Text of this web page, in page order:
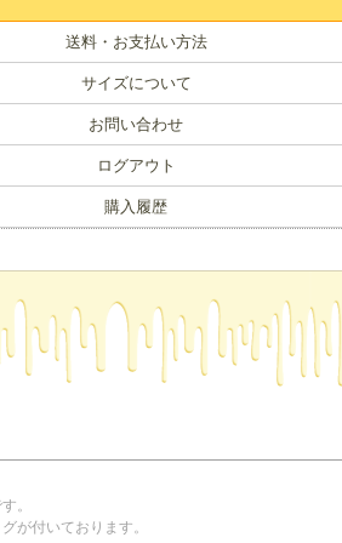
送料・お支払い方法
サイズについて
お問い合わせ
ログアウト
購入履歴
。
が付いております。